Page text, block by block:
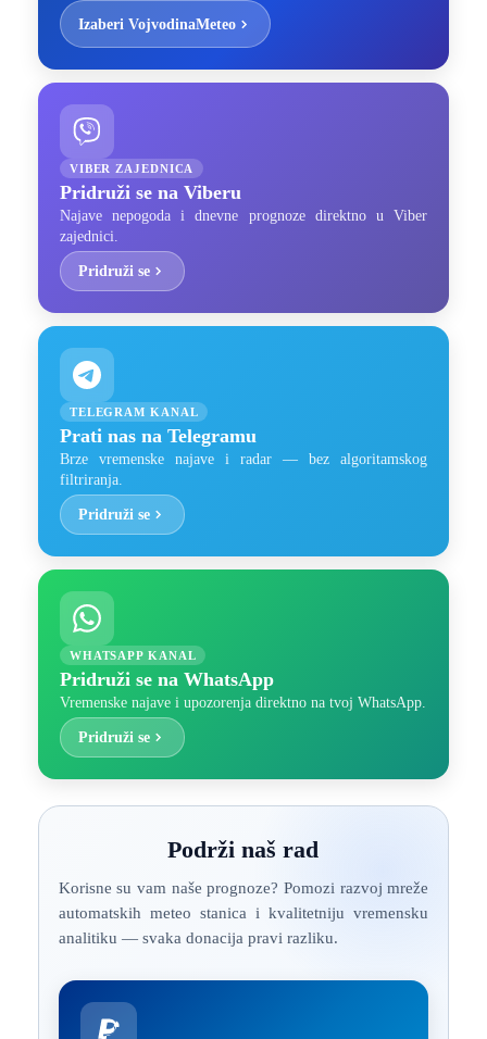
Izaberi VojvodinaMeteo
VIBER ZAJEDNICA
Pridruži se na Viberu
Najave nepogoda i dnevne prognoze direktno u Viber
zajednici.
Pridruži se
TELEGRAM KANAL
Prati nas na Telegramu
Brze vremenske najave i radar — bez algoritamskog
filtriranja.
Pridruži se
WHATSAPP KANAL
Pridruži se na WhatsApp
Vremenske najave i upozorenja direktno na tvoj WhatsApp.
Pridruži se
Podrži naš rad
Korisne su vam naše prognoze? Pomozi razvoj mreže
automatskih meteo stanica i kvalitetniju vremensku
analitiku — svaka donacija pravi razliku.